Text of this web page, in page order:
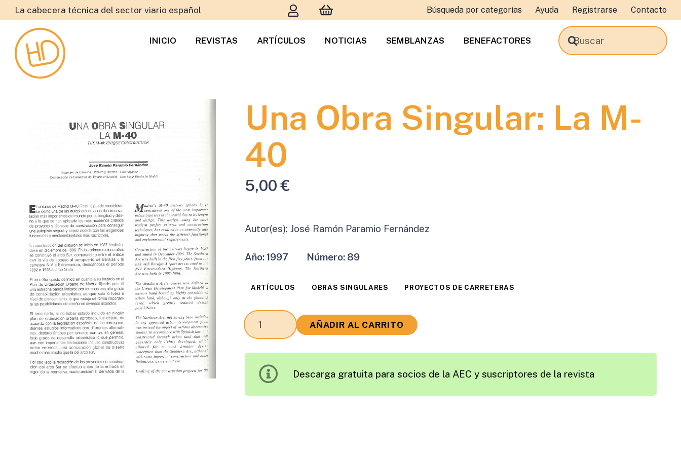
La cabecera técnica del sector viario español Búsqueda por categorías Ayuda Registrarse Contacto
INICIO REVISTAS ARTÍCULOS NOTICIAS SEMBLANZAS BENEFACTORES
Una Obra Singular: La M-
40
5,00€
Autor(es): José Ramón Paramio Fernández
Año:1997 Número: 89
ARTÍCULOS OBRAS SINGULARES PROYECTOS DE CARRETERAS
Una
Obra
AÑADIR AL CARRITO
Descarga gratuita para socios de la AEC y suscriptores de la revista